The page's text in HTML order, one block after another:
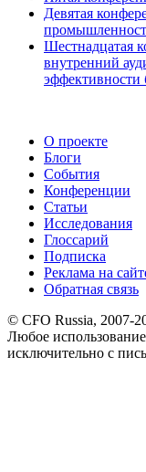
Девятая
Шестнадцатая
внутренний
эффективности
О проекте
Блоги
События
Конференции
Статьи
Исследования
Глоссарий
Подписка
Реклама на
Обратная связь
© CFO Russia, 2007-
Любое
исключительно с